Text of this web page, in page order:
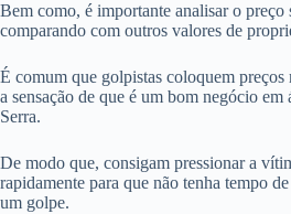
Bem como, é importante analisar o
comparando com outros valores de
É comum que golpistas coloquem preços
a sensação de que é um bom negócio
Serra.
De modo que, consigam pressionar a
rapidamente para que não tenha tempo
um golpe.